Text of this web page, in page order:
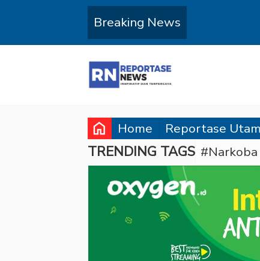
Breaking News
home Home Reportase
TRENDING TAGS #Narkoba